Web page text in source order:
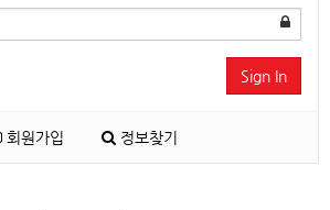
Sign In
회원가입 정보찾기